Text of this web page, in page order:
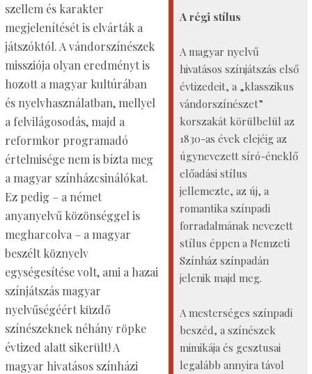
A régi stílus
A magyar nyelvű
hivatásos színjátszás első
évtizedeit, a „klasszikus
vándorszínészet”
korszakát körülbelül az
1830-as évek elejéig az
úgynevezett síró-éneklő
előadási stílus
jellemezte, az új, a
romantika színpadi
forradalmának nevezett
stílus éppen a Nemzeti
Színház színpadán
jelenik majd meg.
A mesterséges színpadi
beszéd, a színészek
mimikája és gesztusai
legalább annyira távol
szellem és karakter
megjelenítését is elvárták a
játszóktól. A vándorszínészek
missziója olyan eredményt is
hozott a magyar kultúrában
és nyelvhasználatban, mellyel
a felvilágosodás, majd a
reformkor programadó
értelmisége nem is bízta meg
a magyar színházcsinálókat.
Ez pedig – a német
anyanyelvű közönséggel is
megharcolva – a magyar
beszélt köznyelv
egységesítése volt, ami a hazai
színjátszás magyar
nyelvűségéért küzdő
színészeknek néhány röpke
évtized alatt sikerült! A
magyar hivatásos színházi